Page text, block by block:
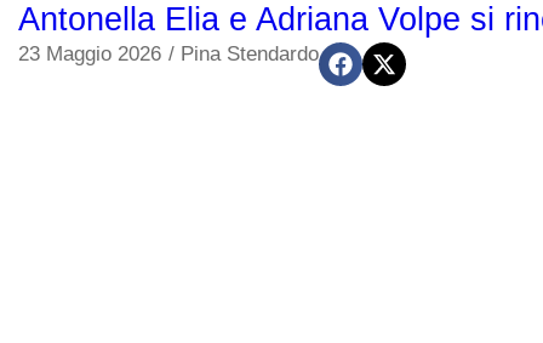
Antonella Elia e Adriana Volpe si
23 Maggio 2026 / Pina Stendardo